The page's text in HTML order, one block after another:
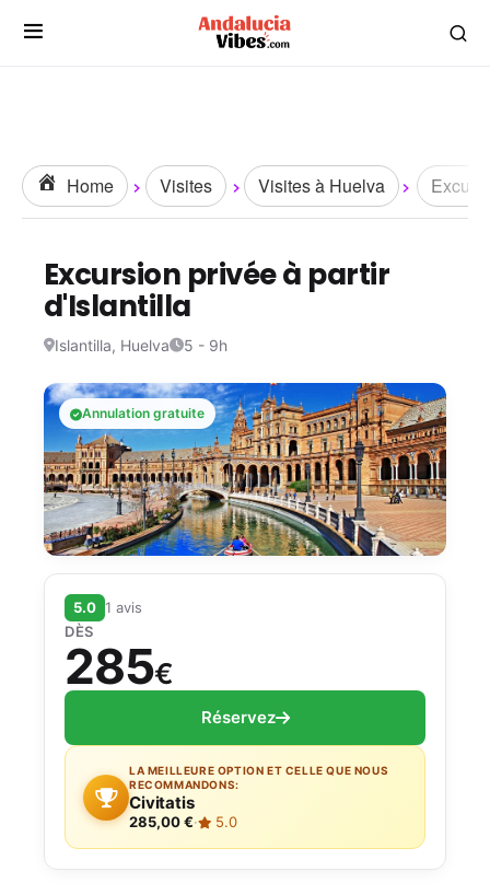
Home Visites Visites à Huelva
Excursion privée à partir
d'Islantilla
Islantilla, Huelva 5 - 9h
Annulation gratuite
5.0 1 avis
DÈS
285€
Réservez
LA MEILLEURE OPTION ET CELLE QUE NOUS
RECOMMANDONS:
Civitatis
285,00 €· 5.0